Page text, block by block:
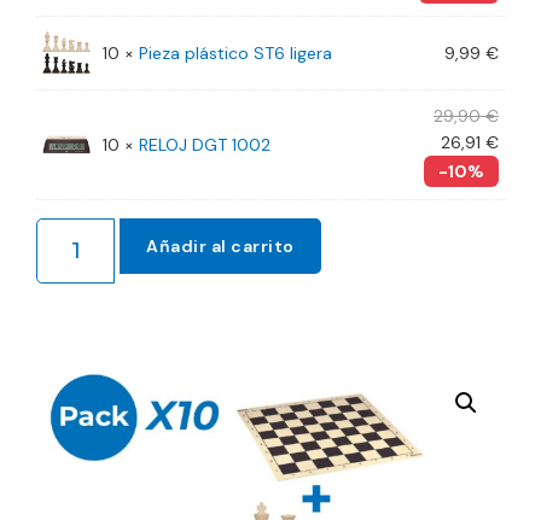
10 × Pieza plástico ST6 ligera 9,99 €
10 × RELOJ DGT 1002
29,90€
26,91 €
-10%
Añadir al carrito